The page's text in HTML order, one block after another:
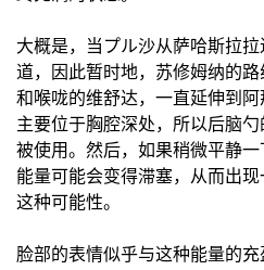
大概是，当プル沙从萨哈斯拉
道，因此暂时地，苏修姆纳的
和喉咙的维舒达，一直延伸到
主要位于胸腔深处，所以后脑
被使用。然后，如果稍微平静一
能量可能会变得滞塞，从而出
这种可能性。
脸部的表情似乎与这种能量的